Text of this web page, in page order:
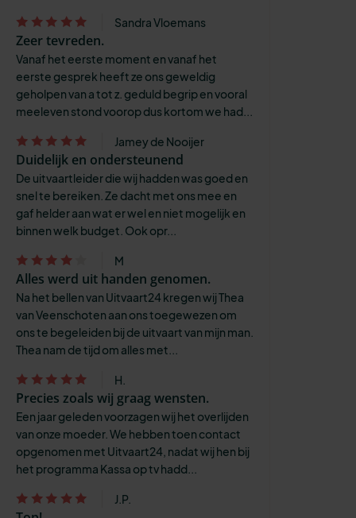
Sandra Vloemans
Zeer tevreden.
Vanaf het eerste moment en vanaf het
eerste gesprek heeft ze ons geweldig
geholpen van a tot z. geduld begrip en vooral
meeleven stond voorop dus kortom we had...
Jamey de Nooijer
Duidelijk en ondersteunend
De uitvaartleider die wij hadden was goed en
snel te bereiken. Ze dacht met ons mee en
gaf helder aan wat er wel en niet mogelijk en
binnen welk budget. Ook opr...
M
Alles werd uit handen genomen.
Na het bellen van Uitvaart24 kregen wij Thea
van Veenschoten aan ons toegewezen om
ons te begeleiden bij de uitvaart van mijn man.
Thea nam de tijd om alles met...
H.
Precies zoals wij graag wensten.
Een jaar geleden voorzagen wij het overlijden
van onze moeder. We hebben toen contact
opgenomen met Uitvaart24, nadat wij hen bij
het programma Kassa op tv hadd...
J.P.